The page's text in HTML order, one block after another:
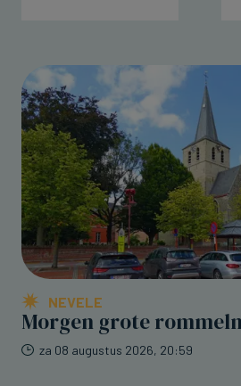
NEVELE
Morgen grote
za 08 augustus 2026, 20:59